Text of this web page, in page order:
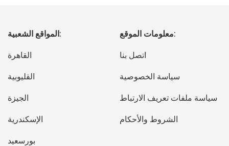
المواقع الشعبية:
القاهرة
القليوبية
الجيزة
الإسكندرية
بورسعيد
معلومات الموقع:
اتصل بنا
سياسة الخصوصية
سياسة ملفات تعريف الارتباط
الشروط والأحكام